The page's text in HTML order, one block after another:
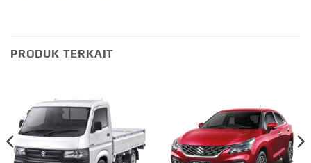
PRODUK TERKAIT